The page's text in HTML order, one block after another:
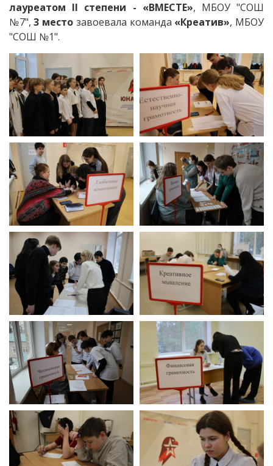
лауреатом II степени - «ВМЕСТЕ», МБОУ "СОШ
№7",3 место завоевала команда «Креатив», МБОУ
"СОШ №1".